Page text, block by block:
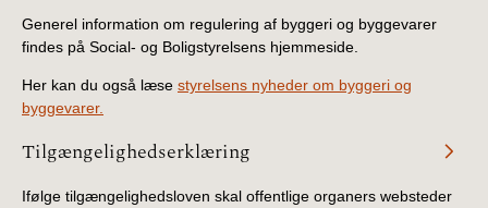
BR18 (1/7-31/12
2018)
BR18 (1/1-30/6
Generel information om regulering af byggeri og byggevarer
findes på Social- og Boligstyrelsens hjemmeside.
Her kan du også læse styrelsens nyheder om byggeri og
byggevarer.
Tilgængelighedserklæring
Ifølge tilgængelighedsloven skal offentlige organers websteder